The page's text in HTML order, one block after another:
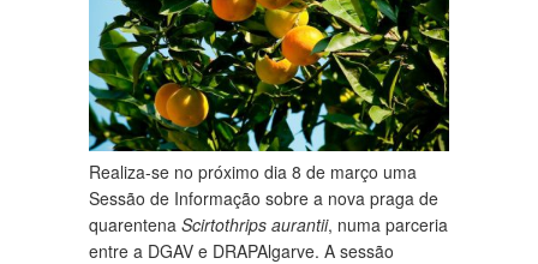
Realiza-se no próximo dia 8 de março uma
Sessão de Informação sobre a nova praga de
quarentena Scirtothrips aurantii, numa parceria
entre a DGAV e DRAPAlgarve. A sessão